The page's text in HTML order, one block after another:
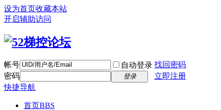
设为首页收藏本站
开启辅助访问
帐号 自动登录 找回密码
密码
登录
立即注册
快捷导航
首页BBS